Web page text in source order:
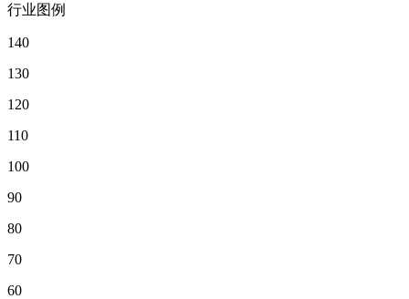
行业图例
140
130
120
110
100
90
80
70
60